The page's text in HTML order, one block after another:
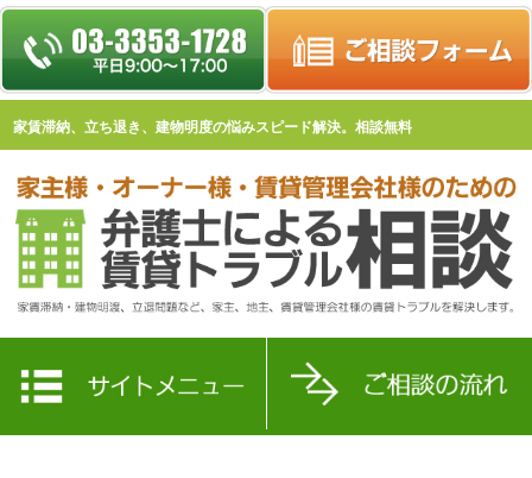
家賃滞納、立ち退き、建物明度の悩みスピード解決。相談無料